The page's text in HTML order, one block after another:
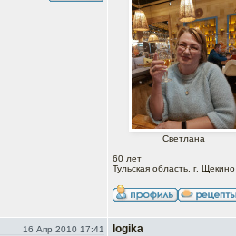
Светлана
60 лет
Тульская область, г. Щекино
16 Апр 2010 17:41 logika